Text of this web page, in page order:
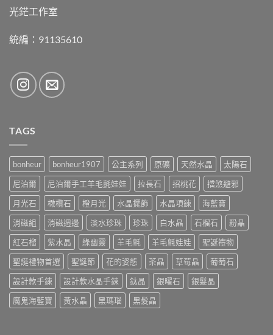
光鋩工作室
統編：91135610
TAGS
bonheur bonheur1907 公主系列 原礦 天然水晶
太陽石
尼泊爾
尼泊爾手工羊毛氈娃娃 拉長石 招桃花
擋煞避邪
月光石
橄欖石 橙月光 水晶擺飾 水晶項鍊
海藍寶
消磁組
消磁週邊 淡水珍珠 珍珠 白水晶 石榴石
粉晶
紅石榴
紫水晶 綠幽靈 羊毛氈 羊毛氈娃娃
聖誕禮物
聖誕禮物首選
聖誕節 花的姿態 茶晶 草莓晶
葡萄石
設計款手鍊
設計款水晶手鍊 鈦晶 銀曜石
銀髮晶
魔鬼海藍寶
黃水晶 黑瑪瑙 黑髮晶